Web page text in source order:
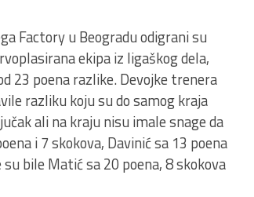
Factory u Beogradu odigrani su
ekipa iz ligaškog dela,
23 poena razlike. Devojke trenera
razliku koju su do samog kraja
ali na kraju nisu imale snage da
i 7 skokova, Davinić sa 13 poena
bile Matić sa 20 poena, 8 skokova